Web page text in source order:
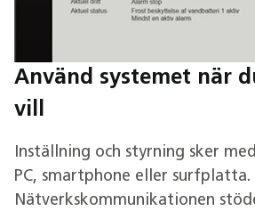
Använd systemet när
vill
Inställning och styrning sker
PC, smartphone eller surfplatta.
Nätverkskommunikationen